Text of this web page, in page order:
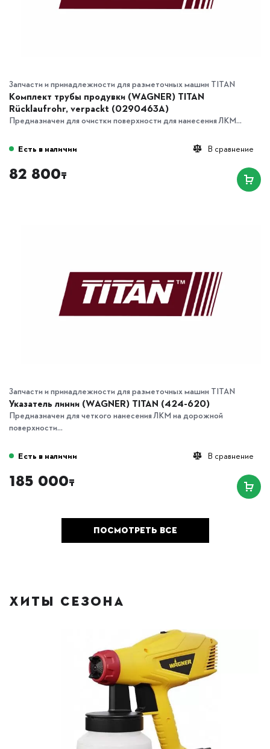
Запчасти и принадлежности для разметочных машин TITAN
Комплект трубы продувки (WAGNER) TITAN
Rücklaufrohr, verpackt (0290463A)
Предназначен для очистки поверхности для нанесения ЛКМ...
В сравнение
Есть в наличии
82 800₸
Запчасти и принадлежности для разметочных машин TITAN
Указатель линии (WAGNER) TITAN (424-620)
Предназначен для четкого нанесения ЛКМ на дорожной
поверхности...
В сравнение
Есть в наличии
185 000₸
ПОСМОТРЕТЬ ВСЕ
ХИТЫ СЕЗОНА